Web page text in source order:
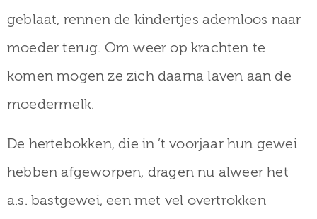
geblaat, rennen de kindertjes ademloos naar
moeder terug. Om weer op krachten te
komen mogen ze zich daarna laven aan de
moedermelk.
De hertebokken, die in ’t voorjaar hun gewei
hebben afgeworpen, dragen nu alweer het
a.s. bastgewei, een met vel overtrokken